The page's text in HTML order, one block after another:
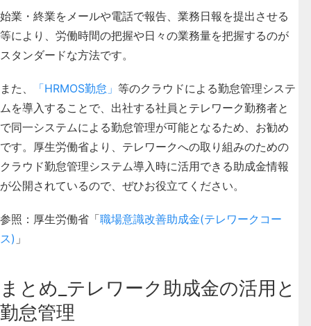
始業・終業をメールや電話で報告、業務日報を提出させる
等により、労働時間の把握や日々の業務量を把握するのが
スタンダードな方法です。
また、 「HRMOS勤怠」 等のクラウドによる勤怠管理システ
ムを導入することで、出社する社員とテレワーク勤務者と
で同一システムによる勤怠管理が可能となるため、お勧め
です。厚生労働省より、テレワークへの取り組みのための
クラウド勤怠管理システム導入時に活用できる助成金情報
が公開されているので、ぜひお役立てください。
参照：厚生労働省「職場意識改善助成金(テレワークコー
ス) 」
まとめ_テレワーク助成金の活用と
勤怠管理